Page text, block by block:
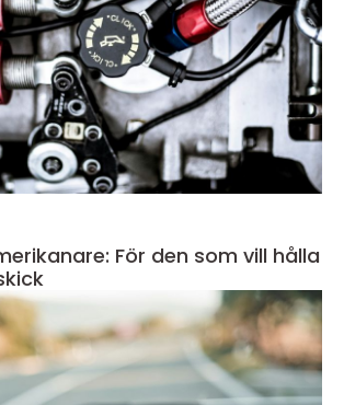
För den som vill hålla